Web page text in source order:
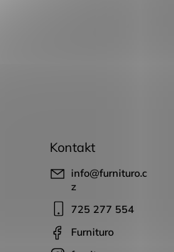
Kontakt
info@furnituro.c
z
725 277 554
Furnituro